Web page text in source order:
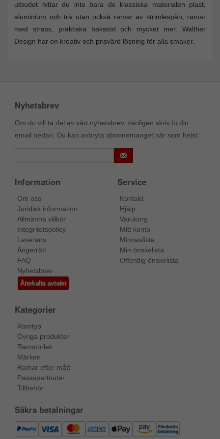
utbudet hittar du inte bara de klassiska materialen plast,
aluminium och trä utan också ramar av strimlespån, ramar
med strass, praktiska bakstöd och mycket mer. Walther
Design har en kreativ och prisvärd lösning för alla smaker.
Nyhetsbrev
Om du vill ta del av vårt nyhetsbrev, vänligen skriv in din
email nedan. Du kan avbryta abonnemanget när som helst.
Information
Om oss
Juridisk information
Allmänna villkor
Integritetspolicy
Leverans
Ångerrätt
FAQ
Nyhetsbrev
Återkalla avtalet
Service
Kontakt
Hjälp
Varukorg
Mitt konto
Minneslista
Min önskelista
Offentlig önskelista
Kategorier
Ramtyp
Övriga produkter
Ramstorlek
Märken
Ramar efter mått
Passepartouter
Tillbehör
Säkra betalningar